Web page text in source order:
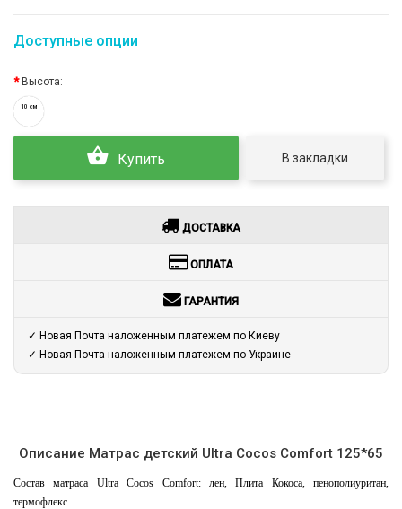
Доступные опции
Высота:
10 см
Купить В закладки
ДОСТАВКА
ОПЛАТА
ГАРАНТИЯ
✓ Новая Почта наложенным платежем по Киеву
✓ Новая Почта наложенным платежем по Украине
Описание Матрас детский Ultra Cocos Comfort 125*65
Состав матраса Ultra Cocos Comfort: лен, Плита Кокоса, пенополиуритан,
термофлекс.